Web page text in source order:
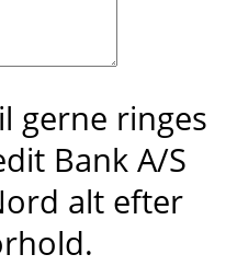
gerne ringes
Bank A/S
alt efter